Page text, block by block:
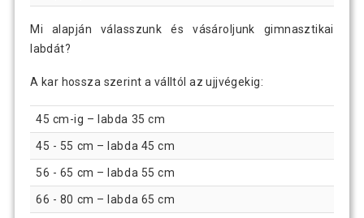
Mi alapján válasszunk és vásároljunk gimnasztikai
labdát?
A kar hossza szerint a válltól az ujjvégekig:
45 cm-ig – labda 35 cm
45 - 55 cm – labda 45 cm
56 - 65 cm – labda 55 cm
66 - 80 cm – labda 65 cm